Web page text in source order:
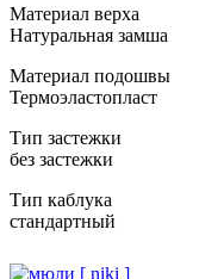
Материал верха
Натуральная замша
Материал подошвы
Термоэластопласт
Тип застежки
без застежки
Тип каблука
стандартный